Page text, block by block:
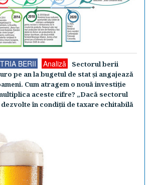
BERII Analiză
Sectorul berii
pe an la bugetul de stat şi angajează
Cum atragem o nouă investiţie
aceste cifre? „Dacă sectorul
dezvolte în condiţii de taxare echitabilă